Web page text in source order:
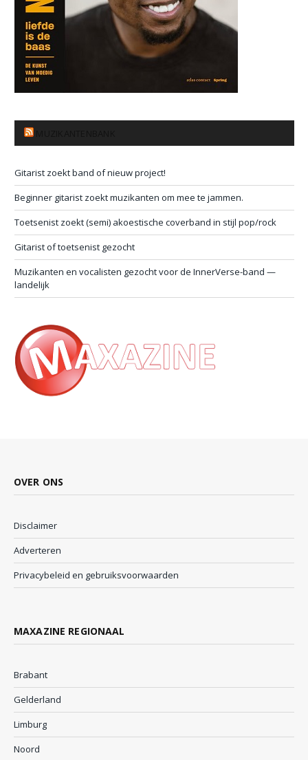
Gitarist zoekt band of nieuw project!
Beginner gitarist zoekt muzikanten om mee te jammen.
Toetsenist zoekt (semi) akoestische coverband in stijl pop/rock
Gitarist of toetsenist gezocht
Muzikanten en vocalisten gezocht voor de InnerVerse-band —
landelijk
OVER ONS
Disclaimer
Adverteren
Privacybeleid en gebruiksvoorwaarden
MAXAZINE REGIONAAL
Brabant
Gelderland
Limburg
Noord